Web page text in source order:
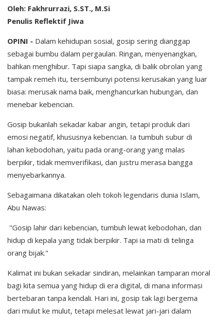
Oleh: Fakhrurrazi, S.ST., M.Si
Penulis Reflektif Jiwa
OPINI - Dalam kehidupan sosial, gosip sering dianggap
sebagai bumbu dalam pergaulan. Ringan, menyenangkan,
bahkan menghibur. Tapi siapa sangka, di balik obrolan yang
tampak remeh itu, tersembunyi potensi kerusakan yang luar
biasa: merusak nama baik, menghancurkan hubungan, dan
menebar kebencian.
Gosip bukanlah sekadar kabar angin, tetapi produk dari
emosi negatif, khususnya kebencian. Ia tumbuh subur di
lahan kebodohan, yaitu pada orang-orang yang malas
berpikir, tidak memverifikasi, dan justru merasa bangga
menyebarkannya.
Sebagaimana dikatakan oleh tokoh legendaris dunia Islam,
Abu Nawas:
"Gosip lahir dari kebencian, tumbuh lewat kebodohan, dan
hidup di kepala yang tidak berpikir. Tapi ia mati di telinga
orang bijak."
Kalimat ini bukan sekadar sindiran, melainkan tamparan moral
bagi kita semua yang hidup di era digital, di mana informasi
bertebaran tanpa kendali. Hari ini, gosip tak lagi bergema
dari mulut ke mulut, tetapi melesat lewat jari-jari dalam